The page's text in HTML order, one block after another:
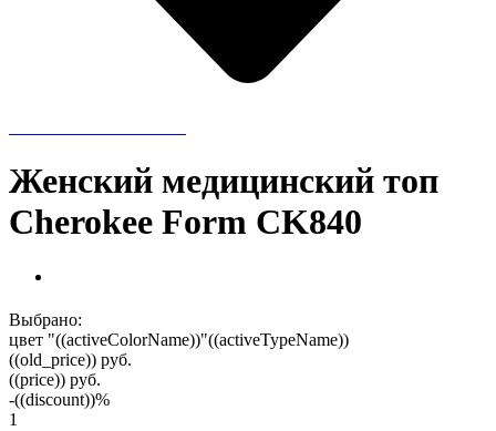
Женский медицинский топ
Cherokee Form CK840
Выбрано:
цвет "((activeColorName))"((activeTypeName))
((old_price)) руб.
((price)) руб.
-((discount))%
1